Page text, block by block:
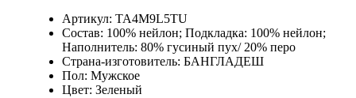
Артикул: TA4M9L5TU
Состав: 100% нейлон; Подкладка: 100% нейлон;
Наполнитель: 80% гусиный пух/ 20% перо
Страна-изготовитель: БАНГЛАДЕШ
Пол: Мужское
Цвет: Зеленый